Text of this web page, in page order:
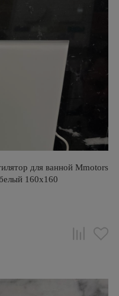
для ванной Mmotors
160х160